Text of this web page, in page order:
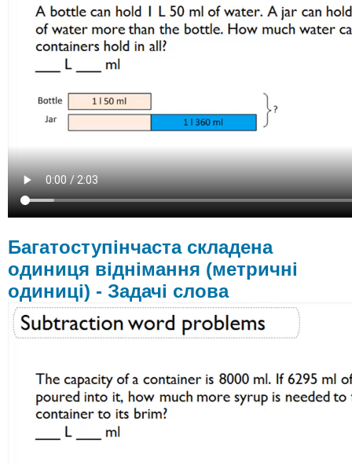
віднімання
(метричні
одиниці)
Задачі
Багатоступінчаста складена
одиниця віднімання (метричні
одиниці) - Задачі слова